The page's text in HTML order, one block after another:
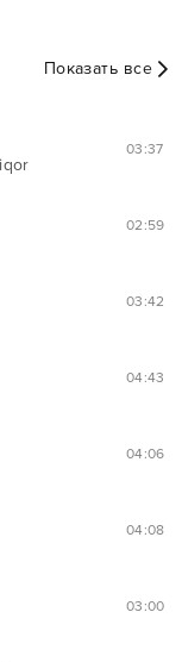
Показать все
03:37
02:59
03:42
04:43
04:06
04:08
03:00